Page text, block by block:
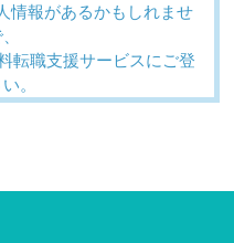
情報があるかもしれませ
転職支援サービスにご登
。